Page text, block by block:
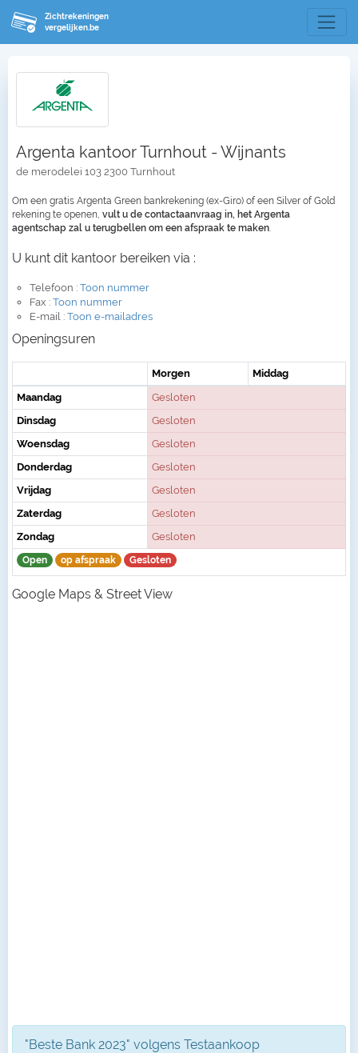
Zichtrekeningen
vergelijken.be
Argenta kantoor Turnhout - Wijnants
de merodelei 103 2300 Turnhout
Om een gratis Argenta Green bankrekening (ex-Giro) of een Silver of Gold
rekening te openen, vult u de contactaanvraag in, het Argenta
agentschap zal u terugbellen om een afspraak te maken
U kunt dit kantoor bereiken via :
Telefoon : Toon nummer
Fax : Toon nummer
E-mail : Toon e-mailadres
Openingsuren
Morgen
Middag
Maandag
Gesloten
Dinsdag
Gesloten
Woensdag
Gesloten
Donderdag
Gesloten
Vrijdag
Gesloten
Zaterdag
Gesloten
Zondag
Gesloten
Open op afspraak Gesloten
Google Maps & Street View
"Beste Bank 2023" volgens Testaankoop